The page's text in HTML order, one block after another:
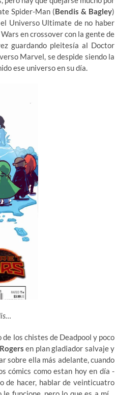
Spider-Man (Bendis & Bagley)
Universo Ultimate de no haber
en crossover con la gente de
guardando pleitesía al Doctor
Marvel, se despide siendo la
ese universo en su día.
de los chistes de Deadpool y poco
en plan gladiador salvaje y
sobre ella más adelante, cuando
cómics como estan hoy en día -
de hacer, hablar de veinticuatro